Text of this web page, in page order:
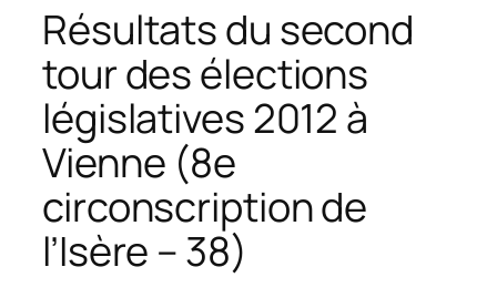
Résultats du second
tour des élections
législatives 2012 à
Vienne (8e
circonscription de
l’Isère – 38)